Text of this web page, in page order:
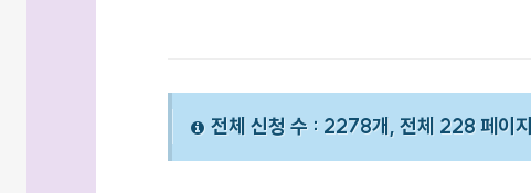
전체 신청 수 : 2278개, 전체 228 페이